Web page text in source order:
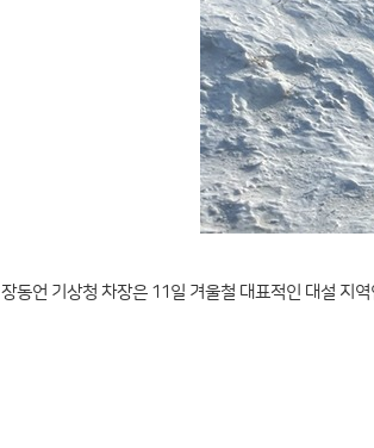
장동언 기상청 차장은 11일 겨울철 대표적인 대설 지